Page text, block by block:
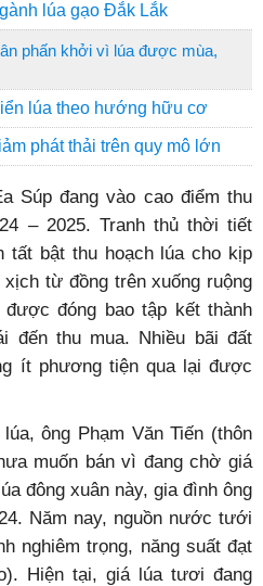
lúa gạo Đắk Lắk
phấn khởi vì lúa được mùa,
lúa theo hướng hữu cơ
phát thải trên quy mô lớn
Súp đang vào cao điểm thu
– 2025. Tranh thủ thời tiết
tất bật thu hoạch lúa cho kịp
từ đồng trên xuống ruộng
đóng bao tập kết thành
đến thu mua. Nhiều bãi đất
ít phương tiện qua lại được
ông Phạm Văn Tiến (thôn
muốn bán vì đang chờ giá
đông xuân này, gia đình ông
Năm nay, nguồn nước tưới
nghiêm trọng, năng suất đạt
Hiện tại, giá lúa tươi đang